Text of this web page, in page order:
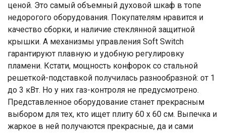
ценой. Это самый объемный духовой шкаф в топе
недорогого оборудования. Покупателям нравится и
качество сборки, и наличие стеклянной защитной
крышки. А механизмы управления Soft Switch
гарантируют плавную и удобную регулировку
пламени. Кстати, мощность конфорок со стальной
решеткой-подставкой получилась разнообразной: от 1
до 3 кВт. Но у них газ-контроля не предусмотрено.
Представленное оборудование станет прекрасным
выбором для тех, кто ищет плиту 60 х 60 см. Выпечка и
жаркое в ней получаются прекрасные, да и сами